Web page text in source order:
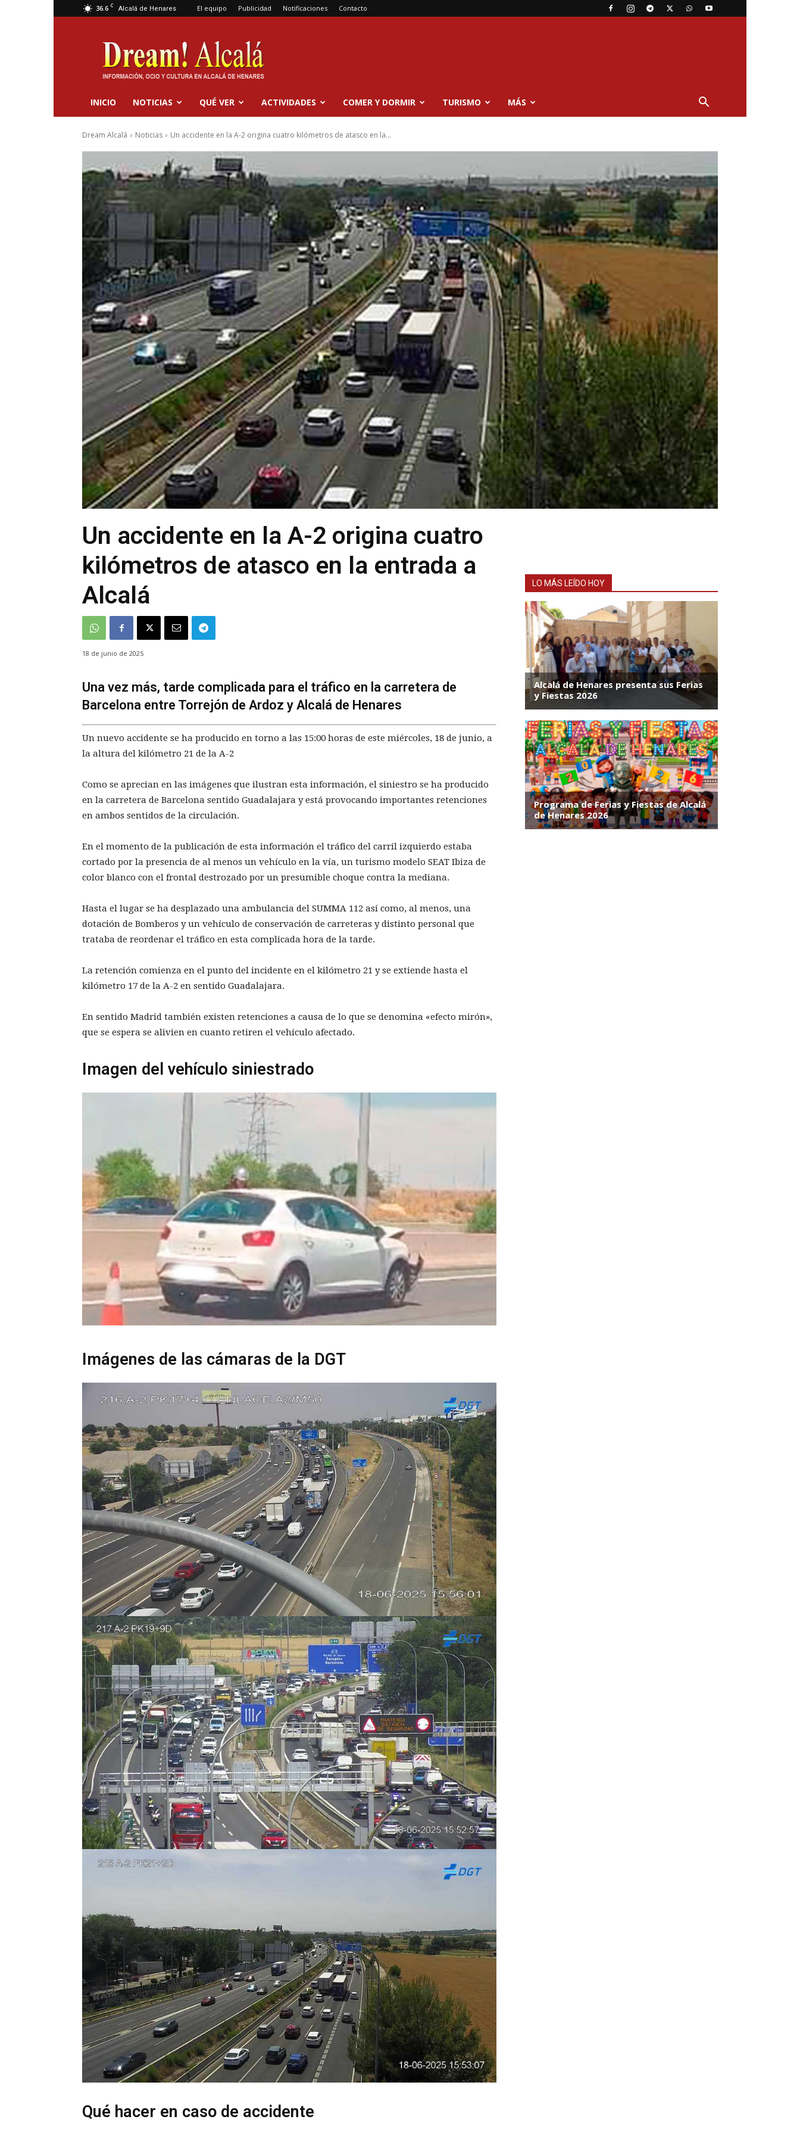
36.6 C Alcalá de Henares El equipo Publicidad Notificaciones Contacto
Dream
Alcalá
INICIO NOTICIAS QUÉ VER ACTIVIDADES COMER Y DORMIR TURISMO MÁS
Dream Alcalá Noticias Un accidente en la A-2 origina cuatro kilómetros de atasco en la...
Un accidente en la A-2 origina cuatro
kilómetros de atasco en la entrada a
Alcalá
18 de junio de 2025
Una vez más, tarde complicada para el tráfico en la carretera de
Barcelona entre Torrejón de Ardoz y Alcalá de Henares
Un nuevo accidente se ha producido en torno a las 15:00 horas de este miércoles, 18 de junio, a
la altura del kilómetro 21 de la A-2
Como se aprecian en las imágenes que ilustran esta información, el siniestro se ha producido
en la carretera de Barcelona sentido Guadalajara y está provocando importantes retenciones
en ambos sentidos de la circulación.
En el momento de la publicación de esta información el tráfico del carril izquierdo estaba
cortado por la presencia de al menos un vehículo en la vía, un turismo modelo SEAT Ibiza de
color blanco con el frontal destrozado por un presumible choque contra la mediana.
Hasta el lugar se ha desplazado una ambulancia del SUMMA 112 así como, al menos, una
dotación de Bomberos y un vehículo de conservación de carreteras y distinto personal que
trataba de reordenar el tráfico en esta complicada hora de la tarde.
La retención comienza en el punto del incidente en el kilómetro 21 y se extiende hasta el
kilómetro 17 de la A-2 en sentido Guadalajara.
En sentido Madrid también existen retenciones a causa de lo que se denomina «efecto mirón»,
que se espera se alivien en cuanto retiren el vehículo afectado.
Imagen del vehículo siniestrado
Imágenes de las cámaras de la DGT
Qué hacer en caso de accidente
LO MÁS LEÍDO HOY